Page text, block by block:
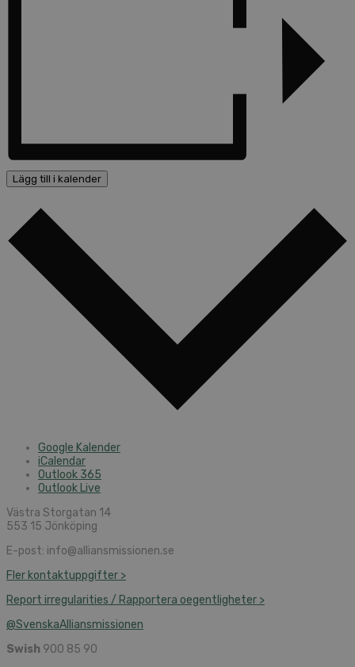
Lägg till i kalender
Google Kalender
iCalendar
Outlook 365
Outlook Live
Västra Storgatan 14
553 15 Jönköping
E-post: info@alliansmissionen.se
Fler kontaktuppgifter >
Report irregularities / Rapportera oegentligheter >
@SvenskaAlliansmissionen
Swish 900 85 90